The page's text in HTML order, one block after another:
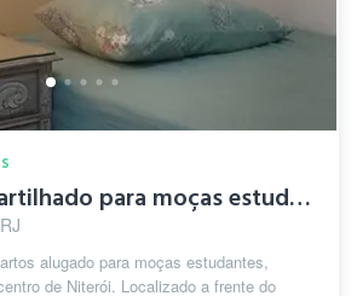
Quarto compartilhado para moças estudant...
alugado para moças estudantes,
de Niterói. Localizado a frente do